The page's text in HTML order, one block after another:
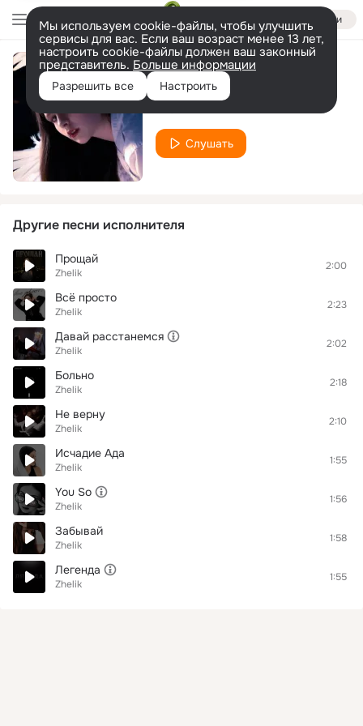
Войти
Мы используем cookie-файлы, чтобы улучшить
сервисы для вас. Если ваш возраст менее 13 лет,
настроить cookie-файлы должен ваш законный
представитель. Больше информации
Разрешить все Настроить
Ещё не раз
Слушать
Другие песни исполнителя
Прощай
Zhelik
2:00
Всё просто
Zhelik
2:23
Давай расстанемся
Zhelik
2:02
Больно
Zhelik
2:18
Не верну
Zhelik
2:10
Исчадие Ада
Zhelik
1:55
You So
Zhelik
1:56
Забывай
Zhelik
1:58
Легенда
Zhelik
1:55